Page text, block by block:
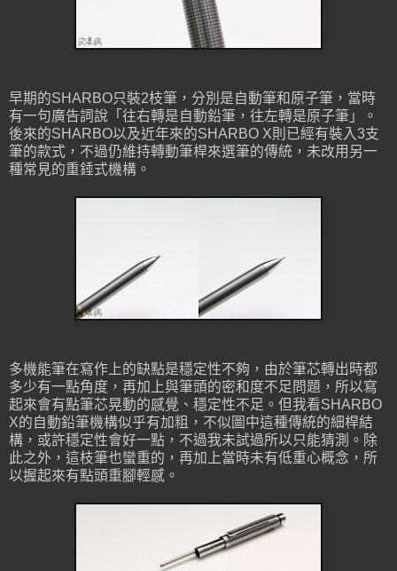
早期的SHARBO只裝2枝筆，分別是自動筆和原子筆，當時
有一句廣告詞說「往右轉是自動鉛筆，往左轉是原子筆」。
後來的SHARBO以及近年來的SHARBO X則已經有裝入3支
筆的款式，不過仍維持轉動筆桿來選筆的傳統，未改用另一
種常見的重錘式機構。
多機能筆在寫作上的缺點是穩定性不夠，由於筆芯轉出時都
多少有一點角度，再加上與筆頭的密和度不足問題，所以寫
起來會有點筆芯晃動的感覺、穩定性不足。但我看SHARBO
X的自動鉛筆機構似乎有加粗，不似圖中這種傳統的細桿結
構，或許穩定性會好一點，不過我未試過所以只能猜測。除
此之外，這枝筆也蠻重的，再加上當時未有低重心概念，所
以握起來有點頭重腳輕感。